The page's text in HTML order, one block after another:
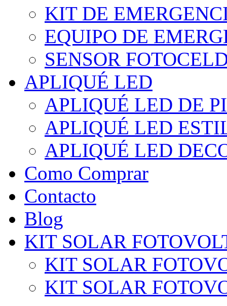
KIT DE
EQUIPO DE
SENSOR
APLIQUÉ LED
APLIQUÉ LED DE
APLIQUÉ LED
APLIQUÉ LED
Como Comprar
Contacto
Blog
KIT SOLAR
KIT SOLAR
KIT SOLAR